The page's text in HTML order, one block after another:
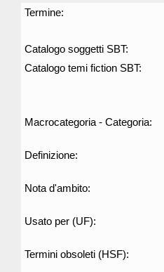
Termine:
Catalogo soggetti SBT:
Catalogo temi fiction SBT:
Macrocategoria - Categoria:
Definizione:
Nota d'ambito:
Usato per (UF):
Termini obsoleti (HSF):